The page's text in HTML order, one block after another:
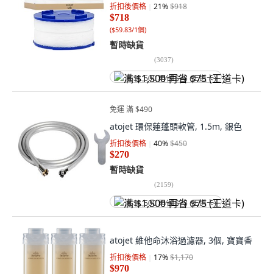
折扣後價格 21%$918
$718
($59.83/1個)
暫時缺貨
(3037)
满 $1,500 再省 $75 (王道卡)
免運 滿 $490
atojet 環保蓮蓬頭軟管, 1.5m, 銀色
折扣後價格 40%$450
$270
暫時缺貨
(2159)
满 $1,500 再省 $75 (王道卡)
atojet 維他命沐浴過濾器, 3個, 寶寶香
折扣後價格 17%$1,170
$970